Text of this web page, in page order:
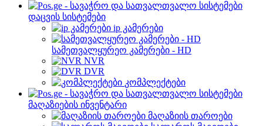
დაცვის სისტემები
ip კამერები
სამეთვალყურეო კამერები - HD
NVR
DVR
კომპლექტები
მაღაზიების ინვენტარი
მაღაზიის თაროები